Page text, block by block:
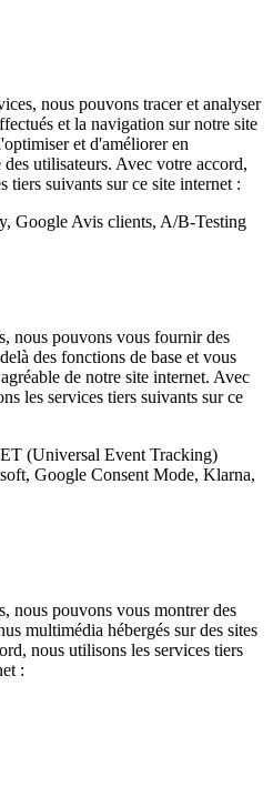
nous pouvons tracer et analyser
et la navigation sur notre site
et d'améliorer en
utilisateurs. Avec votre accord,
tiers suivants sur ce site internet :
Google Avis clients, A/B-Testing
nous pouvons vous fournir des
des fonctions de base et vous
de notre site internet. Avec
les services tiers suivants sur ce
(Universal Event Tracking)
Google Consent Mode, Klarna,
nous pouvons vous montrer des
multimédia hébergés sur des sites
nous utilisons les services tiers
: